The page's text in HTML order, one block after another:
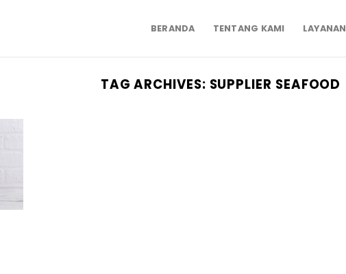
BERANDA TENTANG KAMI LAYANAN
TAG ARCHIVES: SUPPLIER SEAFOOD